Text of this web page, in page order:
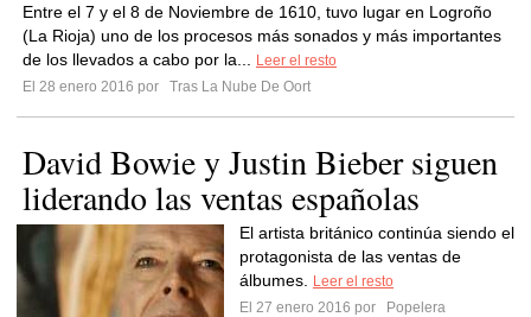
Entre el 7 y el 8 de Noviembre de 1610, tuvo lugar en Logroño
(La Rioja) uno de los procesos más sonados y más importantes
de los llevados a cabo por la...
Leer el resto
El 28 enero 2016 por
Tras La Nube De Oort
David Bowie y Justin Bieber siguen
liderando las ventas españolas
El artista británico continúa siendo el
protagonista de las ventas de
álbumes.
Leer el resto
El 27 enero 2016 por
Popelera